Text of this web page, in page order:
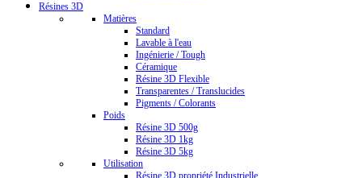
Résines 3D
Matières
Standard
Lavable à l'eau
Ingénierie / Tough
Céramique
Résine 3D Flexible
Transparentes / Translucides
Pigments / Colorants
Poids
Résine 3D 500g
Résine 3D 1kg
Résine 3D 5kg
Utilisation
Résine 3D propriété Industrielle